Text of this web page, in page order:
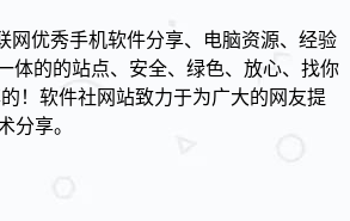
网优秀手机软件分享、电脑资源、经验
体的的站点、安全、绿色、放心、找你
！软件社网站致力于为广大的网友提
分享。